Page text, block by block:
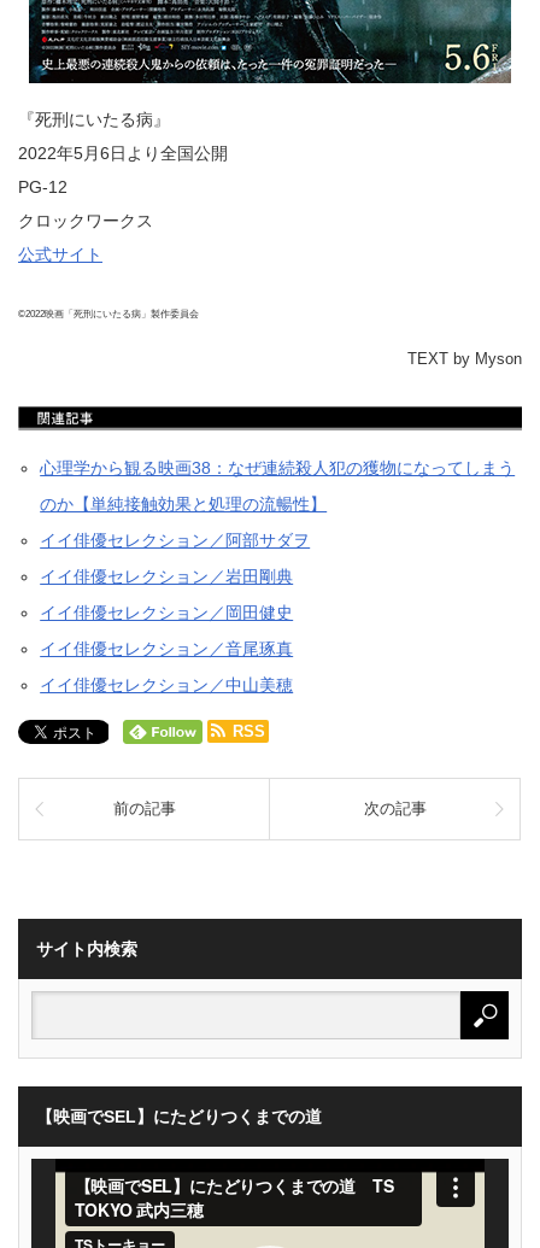
『死刑にいたる病』
2022年5月6日より全国公開
PG-12
クロックワークス
公式サイト
©2022映画「死刑にいたる病」製作委員会
TEXT by Myson
心理学から観る映画38：なぜ連続殺人犯の獲物になってしまう
のか【単純接触効果と処理の流暢性】
イイ俳優セレクション／阿部サダヲ
イイ俳優セレクション／岩田剛典
イイ俳優セレクション／岡田健史
イイ俳優セレクション／音尾琢真
イイ俳優セレクション／中山美穂
RSS
前の記事 次の記事
サイト内検索
【映画でSEL】にたどりつくまでの道